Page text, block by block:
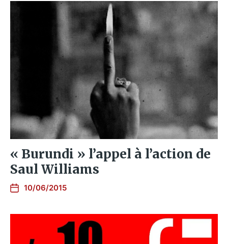
« Burundi » l’appel à l’action de
Saul Williams
10/06/2015